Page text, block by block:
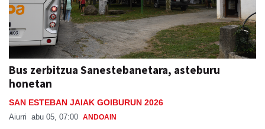
Bus zerbitzua Sanestebanetara, asteburu
honetan
SAN ESTEBAN JAIAK GOIBURUN 2026
Aiurri abu 05, 07:00 ANDOAIN